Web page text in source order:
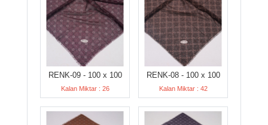
RENK-09 - 100 x 100
Kalan Miktar : 26
RENK-08 - 100 x 100
Kalan Miktar : 42